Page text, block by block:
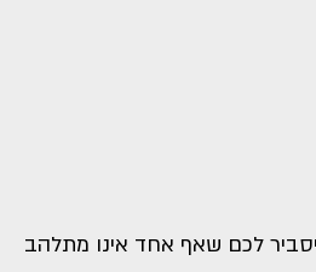
לכם שאף אחד אינו מתלהב